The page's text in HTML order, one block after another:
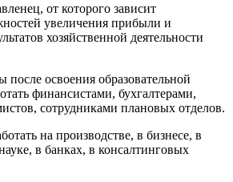
от которого зависит
увеличения прибыли и
хозяйственной деятельности
освоения образовательной
финансистами, бухгалтерами,
сотрудниками плановых отделов.
на производстве, в бизнесе, в
в банках, в консалтинговых